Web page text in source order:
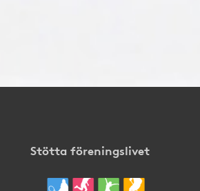
Stötta föreningslivet